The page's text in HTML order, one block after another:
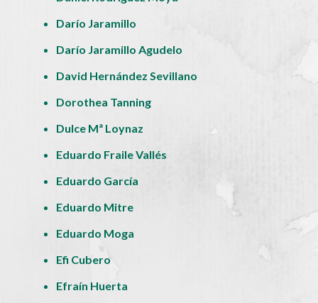
Darío Jaramillo
Darío Jaramillo Agudelo
David Hernández Sevillano
Dorothea Tanning
Dulce Mª Loynaz
Eduardo Fraile Vallés
Eduardo García
Eduardo Mitre
Eduardo Moga
Efi Cubero
Efraín Huerta